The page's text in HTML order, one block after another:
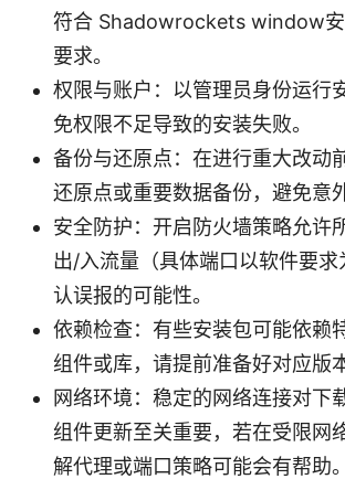
符合 Shadowrockets window
要求。
权限与账户：以管理员身份运行
免权限不足导致的安装失败。
备份与还原点：在进行重大改动
还原点或重要数据备份，避免意
安全防护：开启防火墙策略允许
出/入流量（具体端口以软件要求
认误报的可能性。
依赖检查：有些安装包可能依赖
组件或库，请提前准备好对应版
网络环境：稳定的网络连接对下
组件更新至关重要，若在受限网
解代理或端口策略可能会有帮助。